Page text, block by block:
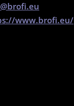
www.brofi.eu/